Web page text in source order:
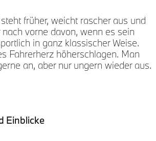
früher, weicht rascher aus und
vorne davon, wenn es sein
in ganz klassischer Weise.
Fahrerherz höherschlagen. Man
an, aber nur ungern wieder aus.
Einblicke